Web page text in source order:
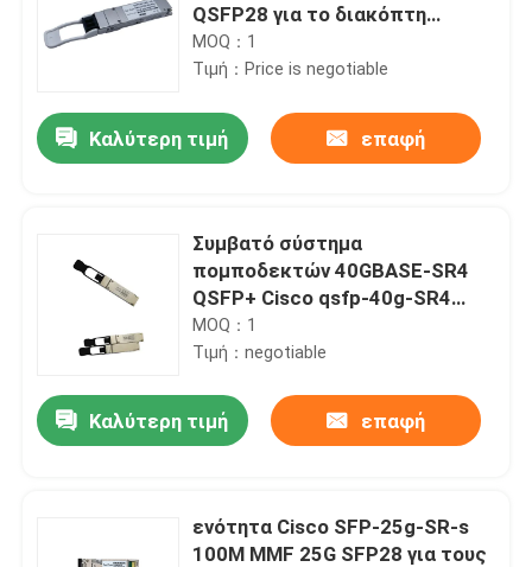
QSFP28 για το διακόπτη
δικτύων SFP
MOQ：1
Τιμή：Price is negotiable
Καλύτερη τιμή επαφή
Συμβατό σύστημα
πομποδεκτών 40GBASE-SR4
QSFP+ Cisco qsfp-40g-SR4
850NM 150M MTP MPO
MOQ：1
Τιμή：negotiable
Καλύτερη τιμή επαφή
ενότητα Cisco SFP-25g-SR-s
100M MMF 25G SFP28 για τους